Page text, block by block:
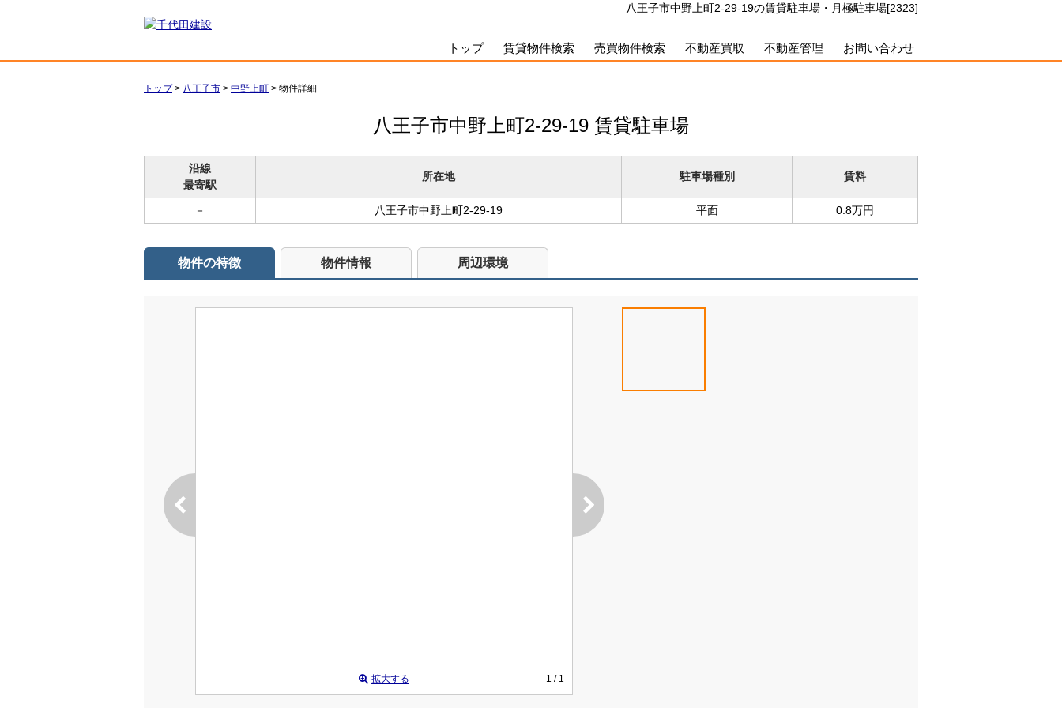
八王子市中野上町2-29-19の賃貸駐車場・月極駐車場[2323]
トップ 賃貸物件検索 売買物件検索 不動産買取 不動産管理 お問い合わせ
トップ> 八王子市 > 中野上町 > 物件詳細
八王子市中野上町2-29-19 賃貸駐車場
沿線
最寄駅
所在地 駐車場種別 賃料
－ 八王子市中野上町2-29-19 平面 0.8万円
物件の特徴 物件情報 周辺環境
拡大する 1 / 1